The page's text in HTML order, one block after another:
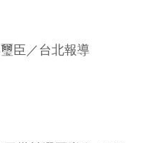
臣／台北報導